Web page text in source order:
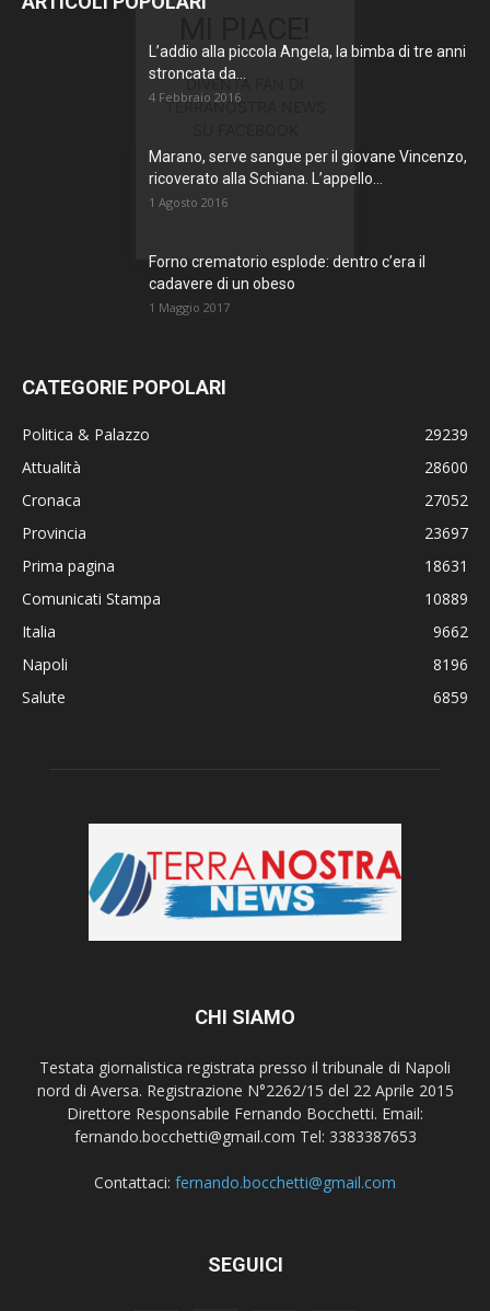
L’addio alla piccola Angela, la bimba di tre anni
stroncata da...
4 Febbraio 2016
Marano, serve sangue per il giovane Vincenzo,
ricoverato alla Schiana. L’appello...
1 Agosto 2016
Forno crematorio esplode: dentro c’era il
cadavere di un obeso
1 Maggio 2017
CATEGORIE POPOLARI
Politica & Palazzo
29239
Attualità
28600
Cronaca
27052
Provincia
23697
Prima pagina
18631
Comunicati Stampa
10889
Italia
9662
Napoli
8196
Salute
6859
CHI SIAMO
Testata giornalistica registrata presso il tribunale di Napoli
nord di Aversa. Registrazione N°2262/15 del 22 Aprile 2015
Direttore Responsabile Fernando Bocchetti. Email:
fernando.bocchetti@gmail.com Tel: 3383387653
Contattaci: fernando.bocchetti@gmail.com
SEGUICI
DIVENTA FAN DI
TERRANOSTRA NEWS